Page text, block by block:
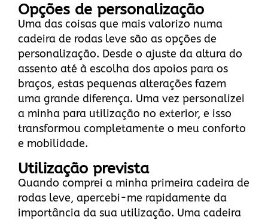
Opções de personalização
Uma das coisas que mais valorizo numa
cadeira de rodas leve são as opções de
personalização. Desde o ajuste da altura do
assento até à escolha dos apoios para os
braços, estas pequenas alterações fazem
uma grande diferença. Uma vez personalizei
a minha para utilização no exterior, e isso
transformou completamente o meu conforto
e mobilidade.
Utilização prevista
Quando comprei a minha primeira cadeira de
rodas leve, apercebi-me rapidamente da
importância da sua utilização. Uma cadeira